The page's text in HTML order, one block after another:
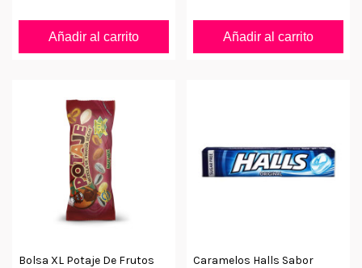
Añadir al carrito Añadir al carrito
Bolsa XL Potaje De Frutos
Caramelos Halls Sabor